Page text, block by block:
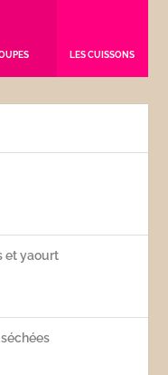
LES CUISSONS
et yaourt